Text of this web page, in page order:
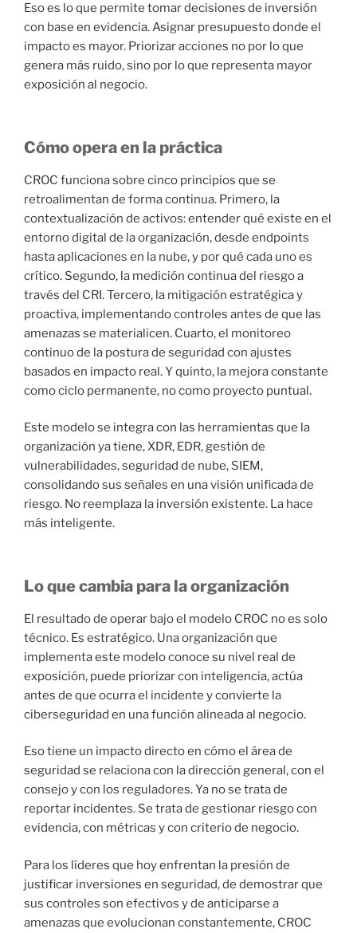
Eso es lo que permite tomar decisiones de inversión
con base en evidencia. Asignar presupuesto donde el
impacto es mayor. Priorizar acciones no por lo que
genera más ruido, sino por lo que representa mayor
exposición al negocio.
Cómo opera en la práctica
CROC funciona sobre cinco principios que se
retroalimentan de forma continua. Primero, la
contextualización de activos: entender qué existe en el
entorno digital de la organización, desde endpoints
hasta aplicaciones en la nube, y por qué cada uno es
crítico. Segundo, la medición continua del riesgo a
través del CRI. Tercero, la mitigación estratégica y
proactiva, implementando controles antes de que las
amenazas se materialicen. Cuarto, el monitoreo
continuo de la postura de seguridad con ajustes
basados en impacto real. Y quinto, la mejora constante
como ciclo permanente, no como proyecto puntual.
Este modelo se integra con las herramientas que la
organización ya tiene, XDR, EDR, gestión de
vulnerabilidades, seguridad de nube, SIEM,
consolidando sus señales en una visión unificada de
riesgo. No reemplaza la inversión existente. La hace
más inteligente.
Lo que cambia para la organización
El resultado de operar bajo el modelo CROC no es solo
técnico. Es estratégico. Una organización que
implementa este modelo conoce su nivel real de
exposición, puede priorizar con inteligencia, actúa
antes de que ocurra el incidente y convierte la
ciberseguridad en una función alineada al negocio.
Eso tiene un impacto directo en cómo el área de
seguridad se relaciona con la dirección general, con el
consejo y con los reguladores. Ya no se trata de
reportar incidentes. Se trata de gestionar riesgo con
evidencia, con métricas y con criterio de negocio.
Para los líderes que hoy enfrentan la presión de
justificar inversiones en seguridad, de demostrar que
sus controles son efectivos y de anticiparse a
amenazas que evolucionan constantemente, CROC